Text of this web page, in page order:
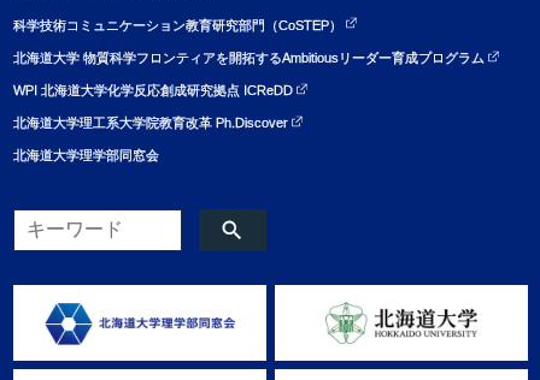
科学技術コミュニケーション教育研究部門（CoSTEP）
北海道大学 物質科学フロンティアを開拓するAmbitiousリーダー育成プログラム
WPI 北海道大学化学反応創成研究拠点 ICReDD
北海道大学理工系大学院教育改革 Ph.Discover
北海道大学理学部同窓会